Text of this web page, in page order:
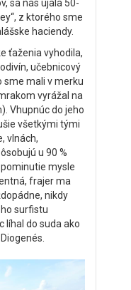
sa nás ujala 50-
z ktorého sme
haciendy.
ťaženia vyhodila,
učebnicový
sme mali v merku
vyrážal na
Vhupnúc do jeho
všetkými tými
vlnách,
u 90 %
mysle
frajer ma
nikdy
surfistu
líhal do suda ako